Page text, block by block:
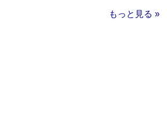
もっと見る »